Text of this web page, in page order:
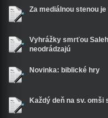
Za mediálnou stenou
Vyhrážky smrťou
neodrádzajú
Novinka: biblické hry
Každý deň na sv. omši